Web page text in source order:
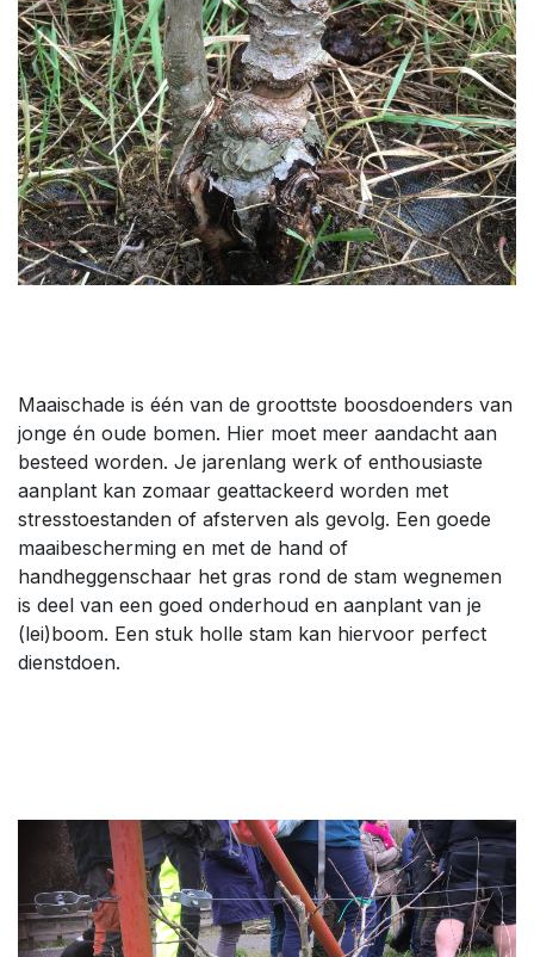
Maaischade is één van de groottste boosdoenders van
jonge én oude bomen. Hier moet meer aandacht aan
besteed worden. Je jarenlang werk of enthousiaste
aanplant kan zomaar geattackeerd worden met
stresstoestanden of afsterven als gevolg. Een goede
maaibescherming en met de hand of
handheggenschaar het gras rond de stam wegnemen
is deel van een goed onderhoud en aanplant van je
(lei)boom. Een stuk holle stam kan hiervoor perfect
dienstdoen.